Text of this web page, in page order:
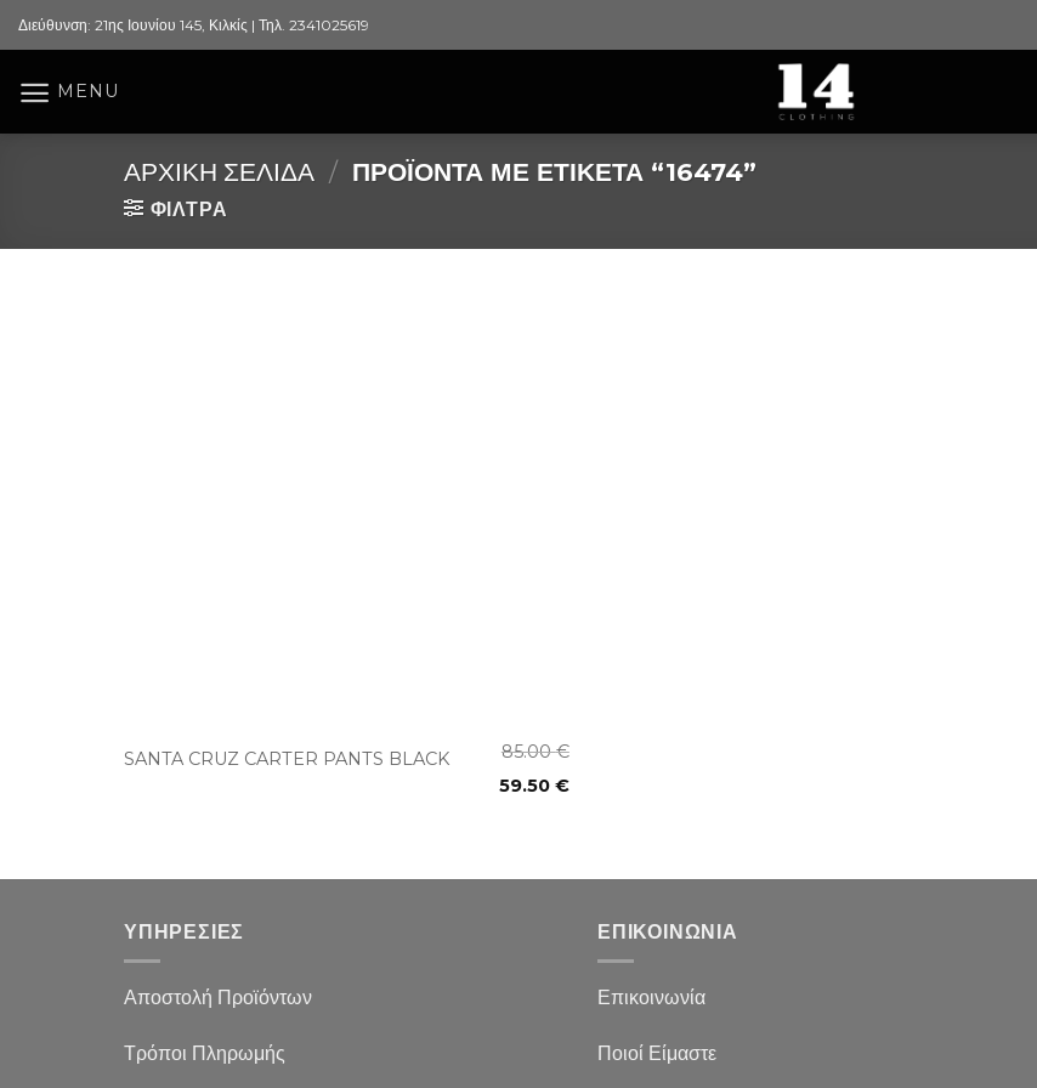
Skip
to
Διεύθυνση: 21ης Ιουνίου 145, Κιλκίς | Τηλ. 2341025619
MENU
ΑΡΧΙΚΉ ΣΕΛΊΔΑ / ΠΡΟΪΌΝΤΑ ΜΕ ΕΤΙΚΈΤΑ “16474”
ΦΙΛΤΡΑ
SANTA CRUZ CARTER PANTS BLACK 85.00€
59.50 €
ΥΠΗΡΕΣΙΕΣ
Αποστολή Προϊόντων
Τρόποι Πληρωμής
ΕΠΙΚΟΙΝΩΝΙΑ
Επικοινωνία
Ποιοί Είμαστε